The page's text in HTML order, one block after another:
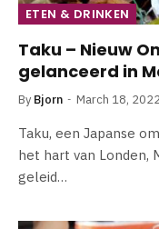
ETEN & DRINKEN
Taku – Nieuw
gelanceerd in
By Bjorn March 18,
Taku, een Japanse
het hart van Londen,
geleid…